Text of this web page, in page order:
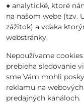
● analytické, ktoré
na našom webe (tzv.
zážitok) a vďaka
webstránky.
Nepoužívame
prebieha sledovanie
sme Vám mohli
reklamu na
predajných kanáloch.